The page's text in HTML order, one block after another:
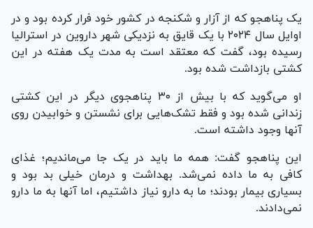
یک پناهجو که از آزار و شکنجه در کشور خود فرار کرده بود و در
اوایل سال ۲۰۲۴ با یک قایق به نزدیکی شهر داروین در استرالیا
رسیده بود، گفت که معتقد است به مدت یک هفته در این
کشتی بازداشت شده بود.
او می‌گوید که با بیش از ۳۰ پناهجوی دیگر در این کشتی
زندانی شده بود و فقط تشک‌هایی برای نشستن و خوابیدن روی
آنها وجود داشته است.
این پناهجو گفت: همه ما باید در یک جا می‌ماندیم؛ غذای
کافی به ما داده نمی‌شد. بهداشت و درمان خیلی بد بود و
بسیاری بیمار بودند؛ ما به دارو نیاز داشتیم، اما آنها به ما دارو
نمی‌دادند.